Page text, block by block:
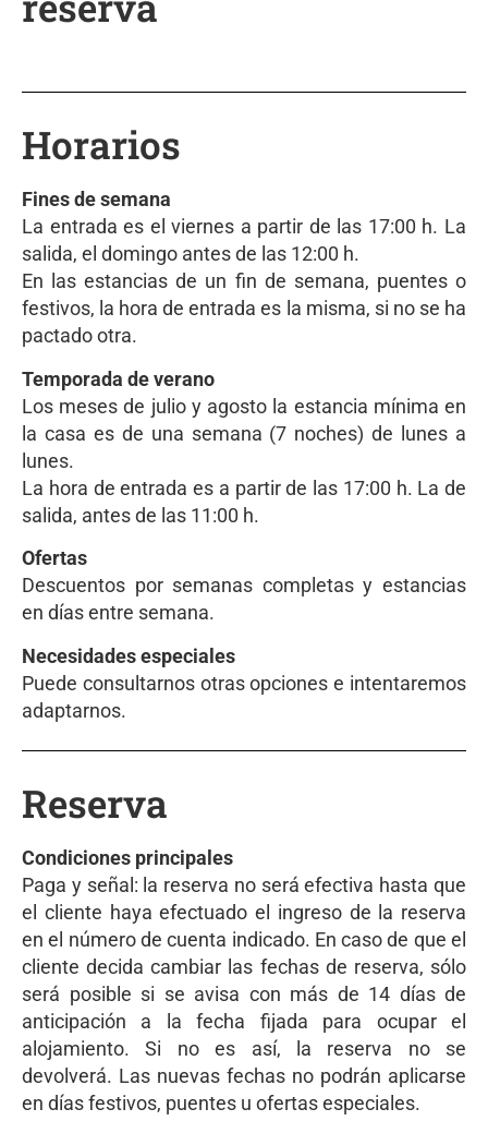
Horarios
Fines de semana
La entrada es el viernes a partir de las 17:00 h. La
salida, el domingo antes de las 12:00 h.
En las estancias de un fin de semana, puentes o
festivos, la hora de entrada es la misma, si no se ha
pactado otra.
Temporada de verano
Los meses de julio y agosto la estancia mínima en
la casa es de una semana (7 noches) de lunes a
lunes.
La hora de entrada es a partir de las 17:00 h. La de
salida, antes de las 11:00 h.
Ofertas
Descuentos por semanas completas y estancias
en días entre semana.
Necesidades especiales
Puede consultarnos otras opciones e intentaremos
adaptarnos.
Reserva
Condiciones principales
Paga y señal: la reserva no será efectiva hasta que
el cliente haya efectuado el ingreso de la reserva
en el número de cuenta indicado. En caso de que el
cliente decida cambiar las fechas de reserva, sólo
será posible si se avisa con más de 14 días de
anticipación a la fecha fijada para ocupar el
alojamiento. Si no es así, la reserva no se
devolverá. Las nuevas fechas no podrán aplicarse
en días festivos, puentes u ofertas especiales.